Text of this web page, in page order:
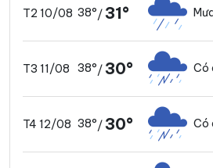
T2 10/08 38°/31°
T3 11/08 38°/30° Có
T4 12/08 38°/30° Có